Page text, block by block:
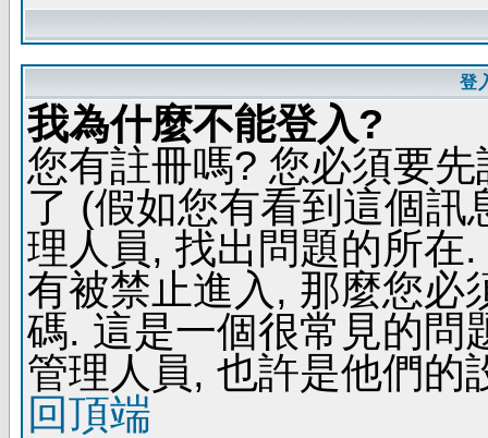
登
我為什麼不能登入?
您有註冊嗎? 您必須要
了 (假如您有看到這個
理人員, 找出問題的所在
有被禁止進入, 那麼您必
碼. 這是一個很常見的問
管理人員, 也許是他們的
回頂端